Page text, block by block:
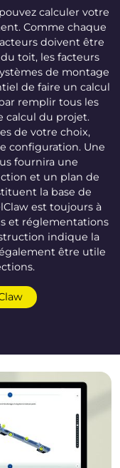
calculer votre
Comme chaque
doivent être
toit, les facteurs
de montage
de faire un calcul
remplir tous les
calcul du projet.
de votre choix,
configuration. Une
fournira une
et un plan de
la base de
est toujours à
et réglementations
indique la
être utile